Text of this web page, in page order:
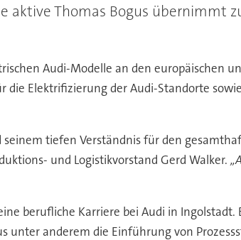
aktive Thomas Bogus übernimmt
Audi-Modelle an den europäischen
die Elektrifizierung der Audi-Standorte
tiefen Verständnis für den
und Logistikvorstand Gerd Walker.
berufliche Karriere bei Audi in
anderem die Einführung von